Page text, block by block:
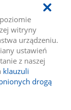
witryny
urządzeniu.
ustawień
z naszej
klauzuli
drogą